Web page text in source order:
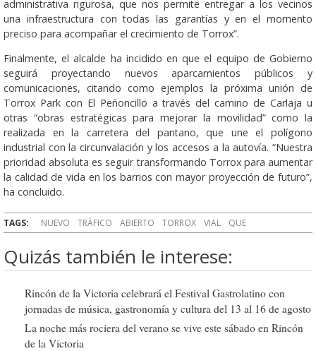
administrativa rigurosa, que nos permite entregar a los vecinos
una infraestructura con todas las garantías y en el momento
preciso para acompañar el crecimiento de Torrox”.
Finalmente, el alcalde ha incidido en que el equipo de Gobierno
seguirá proyectando nuevos aparcamientos públicos y
comunicaciones, citando como ejemplos la próxima unión de
Torrox Park con El Peñoncillo a través del camino de Carlaja u
otras “obras estratégicas para mejorar la movilidad” como la
realizada en la carretera del pantano, que une el polígono
industrial con la circunvalación y los accesos a la autovía. “Nuestra
prioridad absoluta es seguir transformando Torrox para aumentar
la calidad de vida en los barrios con mayor proyección de futuro”,
ha concluido.
TAGS: NUEVO TRÁFICO ABIERTO TORROX VIAL QUE
Quizás también le interese:
Rincón de la Victoria celebrará el Festival Gastrolatino con
jornadas de música, gastronomía y cultura del 13 al 16 de agosto
La noche más rociera del verano se vive este sábado en Rincón
de la Victoria